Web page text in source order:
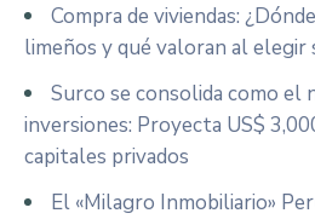
Compra de viviendas:
limeños y qué valoran al elegir
Surco se consolida como el
inversiones: Proyecta US$
capitales privados
El «Milagro Inmobiliario»